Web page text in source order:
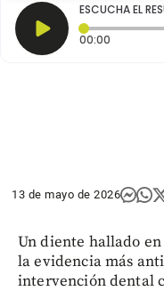
ESCUCHA EL
00:00 Tiempo
13 de mayo de 2026
Un diente hallado
la evidencia más
intervención dental